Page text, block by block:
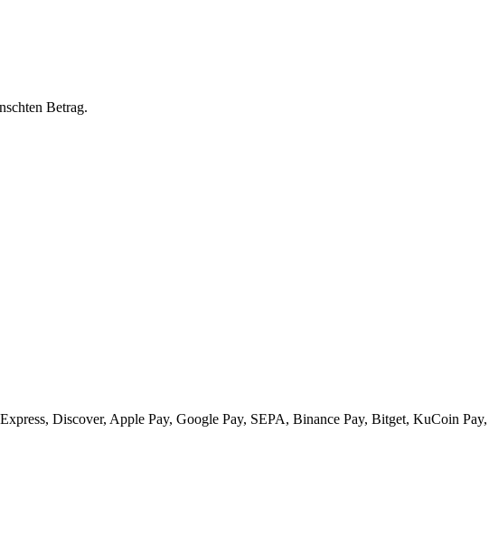
Betrag.
Discover, Apple Pay, Google Pay, SEPA, Binance Pay, Bitget, KuCoin